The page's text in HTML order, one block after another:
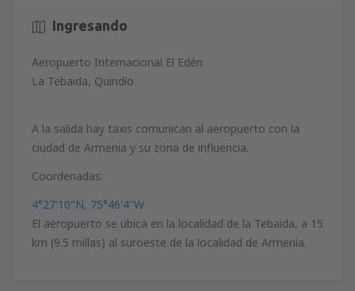
Ingresando
Aeropuerto Internacional El Edén
La Tebaida, Quindío
A la salida hay taxis comunican al aeropuerto con la
ciudad de Armenia y su zona de influencia.
Coordenadas:
4°27'10"N, 75°46'4"W
El aeropuerto se ubica en la localidad de la Tebaida, a 15
km (9.5 millas) al suroeste de la localidad de Armenia.